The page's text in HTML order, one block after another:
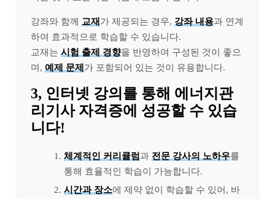
강좌와 함께 교재 가 제공되는 경우, 강좌 내용과 연계
하여 효과적으로 학습할 수 있습니다.
교재는 시험 출제 경향을 반영하여 구성된 것이 좋으
며, 예제 문제 가 포함되어 있는 것이 유용합니다.
3, 인터넷 강의를 통해 에너지관
리기사 자격증에 성공할 수 있습
니다!
체계적인 커리큘럼과 전문 강사의 노하우를
통해 효율적인 학습이 가능합니다.
시간과 장소에 제약 없이 학습할 수 있어, 바